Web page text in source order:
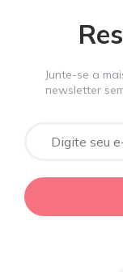
Junte-se a
newsletter